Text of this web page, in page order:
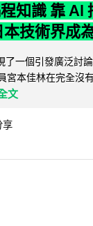
知識 靠 AI
技術界成
了一個引發廣泛討
宮本佳林在完全沒
文
享